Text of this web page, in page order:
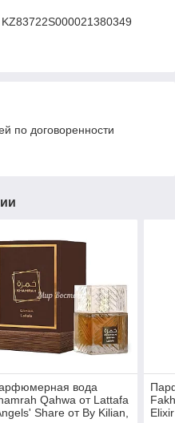
по договоренности
вода
Qahwa от Lattafa
Share от By Kilian,